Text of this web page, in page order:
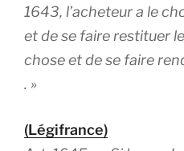
1643, l’acheteur a le
et de se faire restituer
chose et de se faire
. »
(Légifrance)